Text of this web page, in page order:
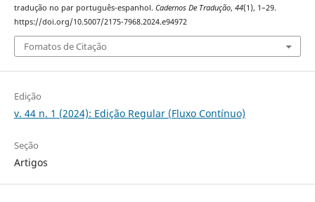
tradução no par português-espanhol. Cadernos De Tradução, 44(1), 1–29.
https://doi.org/10.5007/2175-7968.2024.e94972
Fomatos de Citação
Edição
v. 44 n. 1 (2024): Edição Regular (Fluxo Contínuo)
Seção
Artigos